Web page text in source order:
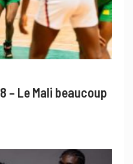
– Le Mali beaucoup